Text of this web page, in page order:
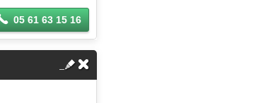
05 61 63 15 16